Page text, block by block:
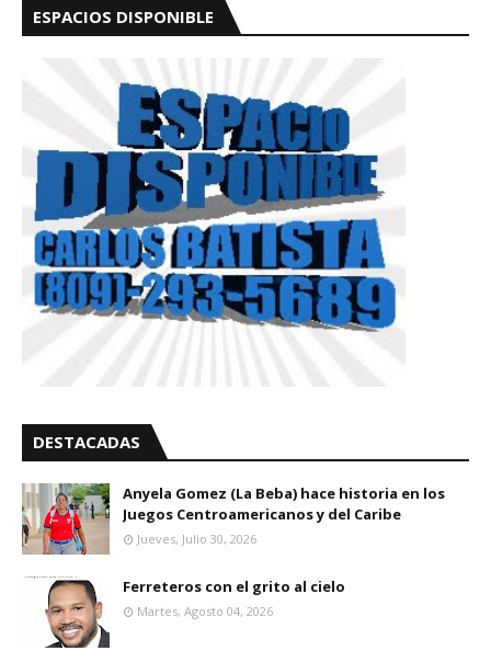
ESPACIOS DISPONIBLE
DESTACADAS
Anyela Gomez (La Beba) hace historia en los
Juegos Centroamericanos y del Caribe
Jueves, Julio 30, 2026
Ferreteros con el grito al cielo
Martes, Agosto 04, 2026